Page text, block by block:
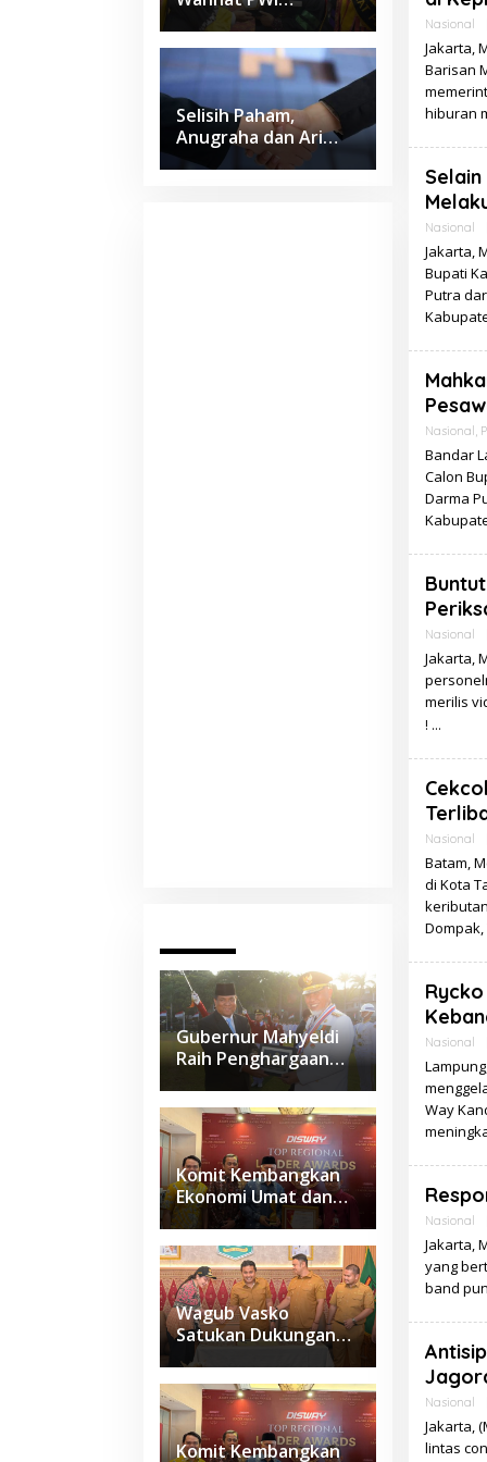
Lampung Jadi Lulusan
Terbaik Kedokteran
Unila dengan IPK 4
Selisih Paham,
Anugraha dan Ari
Wahyu Sepakat Pilih
Gubernur Mahyeldi
Raih Penghargaan
Kartika Pamong Praja
Madya dari IPDN
Komit Kembangkan
Ekonomi Umat dan
Budaya Halal di
Sumbar, Gubernur
Mahyeldi Raih
Penghargaan
Nasional
Wagub Vasko
Satukan Dukungan
Daerah, Sumbar
Siapkan Usulan
Kawasan
Sawahlunto–
Sijunjung–
Komit Kembangkan
Nasional
Jakarta,
Barisan
hiburan
Nasional
Jakarta,
Bupati
Putra
Nasional
Bandar
Calon
Darma
Nasional
Jakarta,
merilis
!
Nasional
Batam,
di Kota
Dompak,
Nasional
Way
Nasional
Jakarta,
yang
band
Nasional
Jakarta,
lintas